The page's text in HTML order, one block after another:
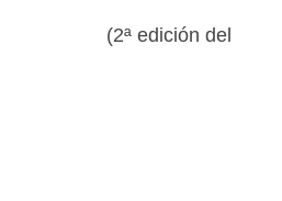
(2ª edición del